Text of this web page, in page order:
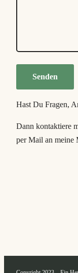
Hast Du Fragen,
Dann kontaktiere
per Mail an meine